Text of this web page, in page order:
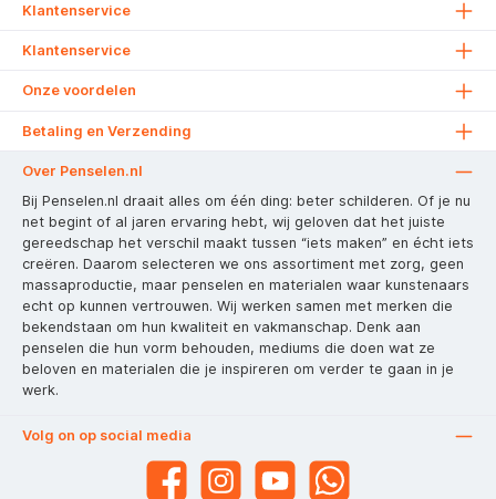
Klantenservice
Klantenservice
Onze voordelen
Betaling en Verzending
Over Penselen.nl
Bij Penselen.nl draait alles om één ding: beter schilderen. Of je nu
net begint of al jaren ervaring hebt, wij geloven dat het juiste
gereedschap het verschil maakt tussen “iets maken” en écht iets
creëren. Daarom selecteren we ons assortiment met zorg, geen
massaproductie, maar penselen en materialen waar kunstenaars
echt op kunnen vertrouwen. Wij werken samen met merken die
bekendstaan om hun kwaliteit en vakmanschap. Denk aan
penselen die hun vorm behouden, mediums die doen wat ze
beloven en materialen die je inspireren om verder te gaan in je
werk.
Volg on op social media